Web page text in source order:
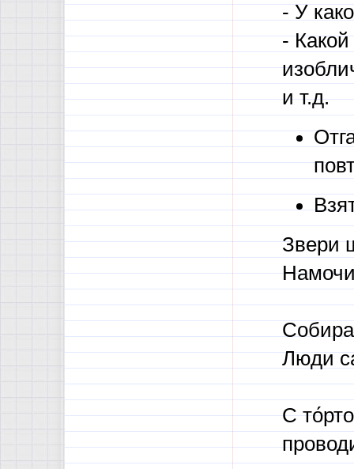
- У
-
и т.д.
Звери
Люди
С